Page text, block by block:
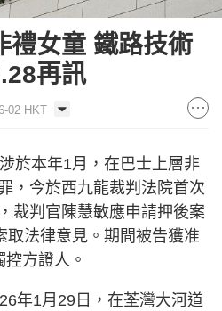
禮女童 鐵路技術
再訊
02 HKT
於本年1月，在巴士上層非
，今於西九龍裁判法院首次
裁判官陳慧敏應申請押後案
取法律意見。期間被告獲准
方證人。
年1月29日，在荃灣大河道